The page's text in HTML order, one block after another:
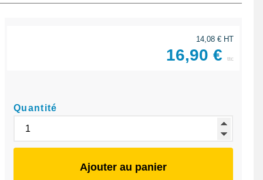
14,08 € HT
16,90 € ttc
Quantité
Ajouter au panier